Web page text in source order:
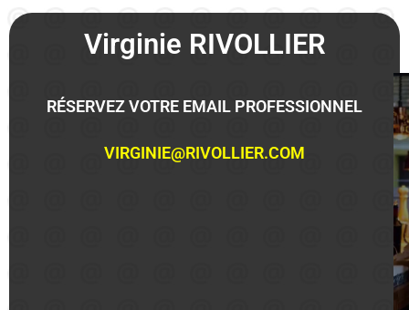
Virginie RIVOLLIER
RÉSERVEZ VOTRE EMAIL PROFESSIONNEL
VIRGINIE@RIVOLLIER.COM